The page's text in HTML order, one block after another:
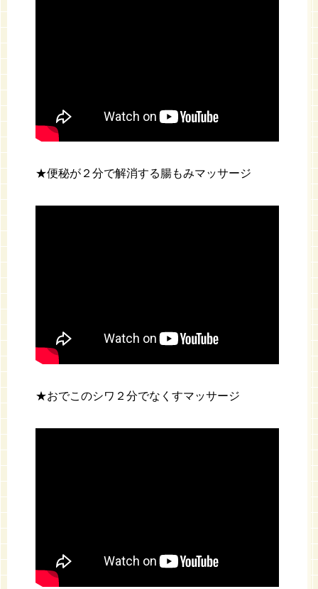
★便秘が２分で解消する腸もみマッサージ
★おでこのシワ２分でなくすマッサージ